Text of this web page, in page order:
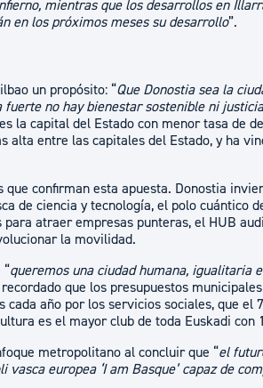
mientras que los desarrollos en
en los próximos meses su desarrollo”.
un propósito: “Que Donostia sea la
fuerte no hay bienestar sostenible ni
la capital del Estado con menor tasa de
alta entre las capitales del Estado, y ha
confirman esta apuesta. Donostia
de ciencia y tecnología, el polo cuántico
atraer empresas punteras, el HUB
la movilidad.
queremos una ciudad humana, igualitaria
que los presupuestos
cada año por los servicios sociales, que
es el mayor club de toda Euskadi con
metropolitano al concluir que “el
vasca europea ‘I am Basque’ capaz de